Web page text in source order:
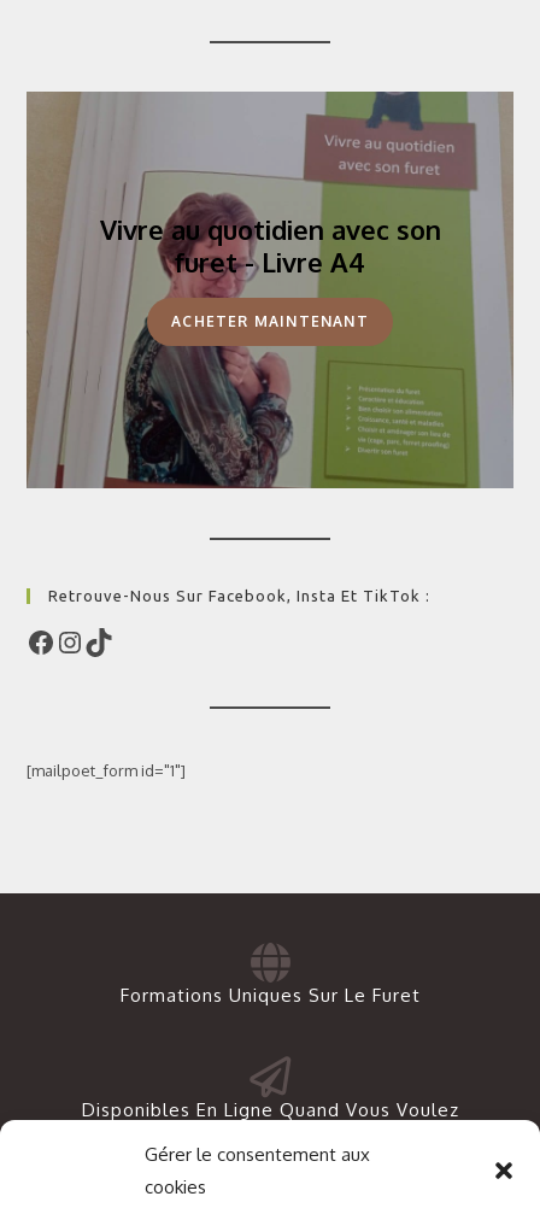
Gérer le consentement aux
cookies
Vivre au quotidien avec son
furet - Livre A4
ACHETER MAINTENANT
Retrouve-Nous Sur Facebook, Insta Et TikTok :
[mailpoet_form id="1"]
Formations Uniques Sur Le Furet
Disponibles En Ligne Quand Vous Voulez